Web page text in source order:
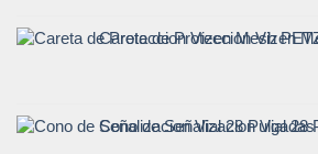
Careta de Proteccion Vizen
Cono de Señalizacion Vial 28